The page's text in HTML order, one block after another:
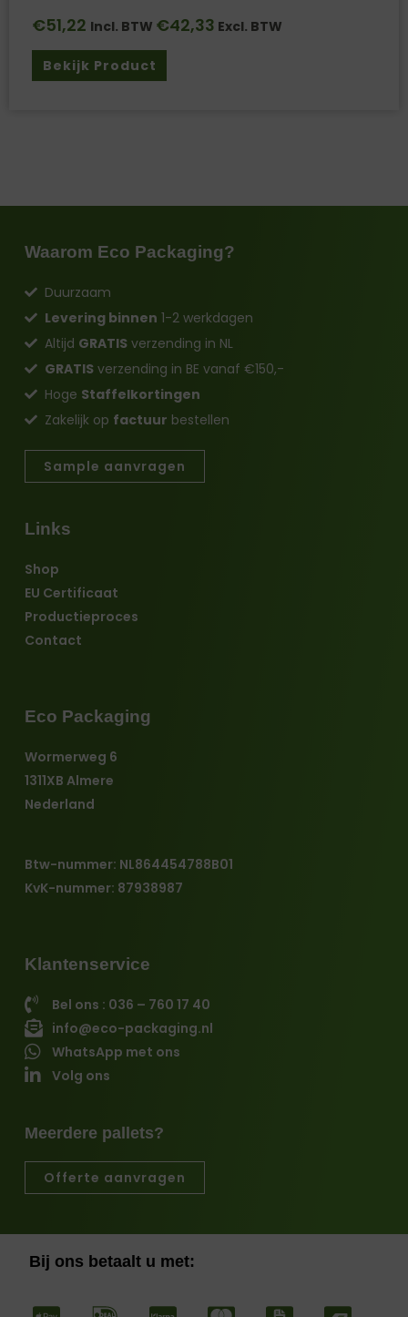
€51,22 Incl. BTW €42,33 Excl. BTW
Bekijk Product
Klantenservice
Bel ons : 036 – 760 17 40
info@eco-packaging.nl
WhatsApp met ons
Volg ons
Meerdere pallets?
Offerte aanvragen
Eco Packaging
Wormerweg 6
1311XB Almere
Nederland
Btw-nummer: NL864454788B01
KvK-nummer: 87938987
Links
Shop
EU Certificaat
Productieproces
Contact
Waarom Eco Packaging?
Duurzaam
Levering binnen 1-2 werkdagen
Altijd GRATIS verzending in NL
GRATIS verzending in BE vanaf €150,-
Hoge Staffelkortingen
Zakelijk op factuur bestellen
Sample aanvragen
Bij ons betaalt u met: